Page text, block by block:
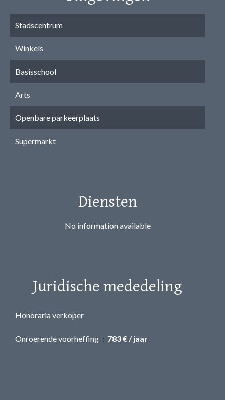
Stadscentrum
Winkels
Basisschool
Arts
Openbare parkeerplaats
Supermarkt
Diensten
No information available
Juridische mededeling
Honoraria verkoper
Onroerende voorheffing 783 € / jaar